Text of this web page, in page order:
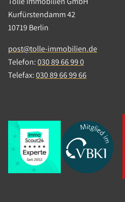
Etagenwohnung
Berlin
Verkaufspreis: 214.000,00
Kurfürstendamm 42
10719 Berlin
post@tolle-immobilien.de
Telefon:030 89 66 99 0
Telefax:030 89 66 99 66